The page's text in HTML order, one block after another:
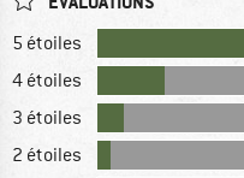
5 étoiles
4 étoiles
3 étoiles
2 étoiles